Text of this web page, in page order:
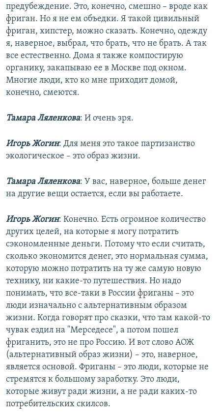
предубеждение. Это, конечно, смешно – вроде как
фриган. Но я не ем объедки. Я такой цивильный
фриган, хипстер, можно сказать. Конечно, одежду
я, наверное, выбрал, что брать, что не брать. А так
все естественно. Дома я также компостирую
органику, закапываю ее в Москве под окном.
Многие люди, кто ко мне приходит домой,
конечно, смеются.
Тамара Ляленкова: И очень зря.
Игорь Жогин: Для меня это такое партизанство
экологическое – это образ жизни.
Тамара Ляленкова: У вас, наверное, больше денег
на другие вещи остается, если вы работаете.
Игорь Жогин: Конечно. Есть огромное количество
других целей, на которые я могу потратить
сэкономленные деньги. Потому что если считать,
сколько экономится денег, это нормальная сумма,
которую можно потратить на ту же самую новую
технику, ни какие-то путешествия. Но надо
понимать, что все-таки в России фриганы – это
люди изначально с альтернативным образом
жизни. Когда говорят про сказки, что там какой-то
чувак ездил на "Мерседесе", а потом пошел
фриганить, это не про Россию. И вот слово АОЖ
(альтернативный образ жизни) – это, наверное,
является основой. Фриганы – это люди, которые не
стремятся к большому заработку. Это люди,
которые живут ради жизни, а не ради каких-то
потребительских скилсов.